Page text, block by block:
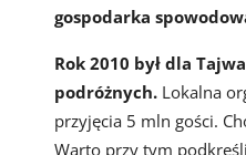
gospodarka
Rok 2010 był dla
podróżnych.Lokalna
przyjęcia 5 mln gości.
Warto przy tym